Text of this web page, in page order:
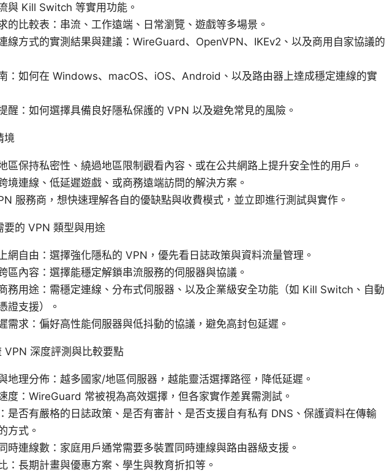
與 Kill Switch 等實用功能。
的比較表：串流、工作遠端、日常瀏覽、遊戲等多場景。
線方式的實測結果與建議：WireGuard、OpenVPN、IKEv2、以及商用自家協議的
：如何在 Windows、macOS、iOS、Android、以及路由器上達成穩定連線的實
醒：如何選擇具備良好隱私保護的 VPN 以及避免常見的風險。
境
區保持私密性、繞過地區限制觀看內容、或在公共網路上提升安全性的用戶。
境連線、低延遲遊戲、或商務遠端訪問的解決方案。
服務商，想快速理解各自的優缺點與收費模式，並立即進行測試與實作。
要的 VPN 類型與用途
網自由：選擇強化隱私的 VPN，優先看日誌政策與資料流量管理。
區內容：選擇能穩定解鎖串流服務的伺服器與協議。
務用途：需穩定連線、分布式伺服器、以及企業級安全功能（如 Kill Switch、自動
證支援）。
需求：偏好高性能伺服器與低抖動的協議，避免高封包延遲。
深度評測與比較要點
地理分佈：越多國家/地區伺服器，越能靈活選擇路徑，降低延遲。
度：WireGuard 常被視為高效選擇，但各家實作差異需測試。
是否有嚴格的日誌政策、是否有審計、是否支援自有私有 DNS、保護資料在傳輸
方式。
時連線數：家庭用戶通常需要多裝置同時連線與路由器級支援。
：長期計畫與優惠方案、學生與教育折扣等。